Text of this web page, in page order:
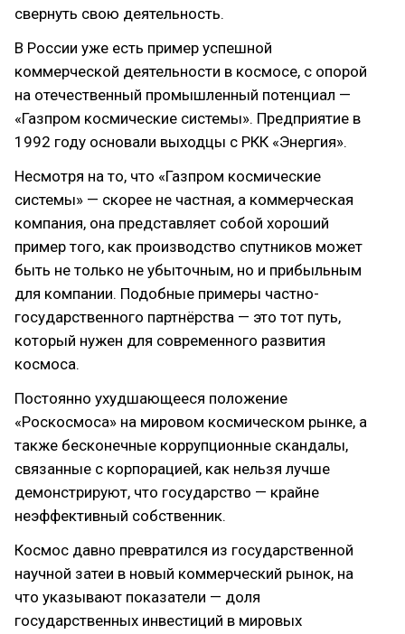
свернуть свою деятельность.
В России уже есть пример успешной
коммерческой деятельности в космосе, с опорой
на отечественный промышленный потенциал —
«Газпром космические системы». Предприятие в
1992 году основали выходцы с РКК «Энергия».
Несмотря на то, что «Газпром космические
системы» — скорее не частная, а коммерческая
компания, она представляет собой хороший
пример того, как производство спутников может
быть не только не убыточным, но и прибыльным
для компании. Подобные примеры частно-
государственного партнёрства — это тот путь,
который нужен для современного развития
космоса.
Постоянно ухудшающееся положение
«Роскосмоса» на мировом космическом рынке, а
также бесконечные коррупционные скандалы,
связанные с корпорацией, как нельзя лучше
демонстрируют, что государство — крайне
неэффективный собственник.
Космос давно превратился из государственной
научной затеи в новый коммерческий рынок, на
что указывают показатели — доля
государственных инвестиций в мировых